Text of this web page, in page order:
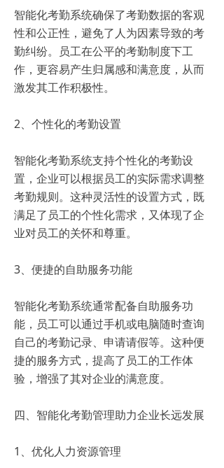
智能化考勤系统确保了考勤数据的客观
性和公正性，避免了人为因素导致的考
勤纠纷。员工在公平的考勤制度下工
作，更容易产生归属感和满意度，从而
激发其工作积极性。
2、个性化的考勤设置
智能化考勤系统支持个性化的考勤设
置，企业可以根据员工的实际需求调整
考勤规则。这种灵活性的设置方式，既
满足了员工的个性化需求，又体现了企
业对员工的关怀和尊重。
3、便捷的自助服务功能
智能化考勤系统通常配备自助服务功
能，员工可以通过手机或电脑随时查询
自己的考勤记录、申请请假等。这种便
捷的服务方式，提高了员工的工作体
验，增强了其对企业的满意度。
四、智能化考勤管理助力企业长远发展
1、优化人力资源管理